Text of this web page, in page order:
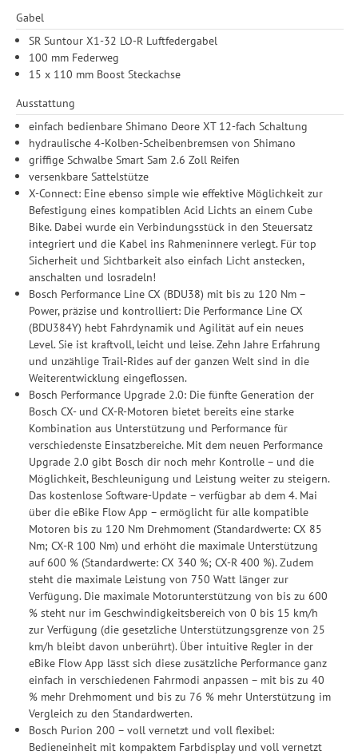
erforderlich und gilt, bis sie widerrufen wird. Sie können Ihre
Einwilligung unter Einstellungen lediglich für bestimmte
Drittanbieter erteilen und jederzeit für die Zukunft widerrufen.
Gabel
SR Suntour X1-32 LO-R Luftfedergabel
100 mm Federweg
15 x 110 mm Boost Steckachse
Ausstattung
einfach bedienbare Shimano Deore XT 12-fach Schaltung
hydraulische 4-Kolben-Scheibenbremsen von Shimano
griffige Schwalbe Smart Sam 2.6 Zoll Reifen
versenkbare Sattelstütze
X-Connect: Eine ebenso simple wie effektive Möglichkeit zur
Befestigung eines kompatiblen Acid Lichts an einem Cube
Bike. Dabei wurde ein Verbindungsstück in den Steuersatz
integriert und die Kabel ins Rahmeninnere verlegt. Für top
Sicherheit und Sichtbarkeit also einfach Licht anstecken,
anschalten und losradeln!
Bosch Performance Line CX (BDU38) mit bis zu 120 Nm –
Power, präzise und kontrolliert: Die Performance Line CX
(BDU384Y) hebt Fahrdynamik und Agilität auf ein neues
Level. Sie ist kraftvoll, leicht und leise. Zehn Jahre Erfahrung
und unzählige Trail-Rides auf der ganzen Welt sind in die
Weiterentwicklung eingeflossen.
Bosch Performance Upgrade 2.0: Die fünfte Generation der
Bosch CX- und CX-R-Motoren bietet bereits eine starke
Kombination aus Unterstützung und Performance für
verschiedenste Einsatzbereiche. Mit dem neuen Performance
Upgrade 2.0 gibt Bosch dir noch mehr Kontrolle – und die
Möglichkeit, Beschleunigung und Leistung weiter zu steigern.
Das kostenlose Software-Update – verfügbar ab dem 4. Mai
über die eBike Flow App – ermöglicht für alle kompatible
Motoren bis zu 120 Nm Drehmoment (Standardwerte: CX 85
Nm; CX-R 100 Nm) und erhöht die maximale Unterstützung
auf 600 % (Standardwerte: CX 340 %; CX-R 400 %). Zudem
steht die maximale Leistung von 750 Watt länger zur
Verfügung. Die maximale Motorunterstützung von bis zu 600
% steht nur im Geschwindigkeitsbereich von 0 bis 15 km/h
zur Verfügung (die gesetzliche Unterstützungsgrenze von 25
km/h bleibt davon unberührt). Über intuitive Regler in der
eBike Flow App lässt sich diese zusätzliche Performance ganz
einfach in verschiedenen Fahrmodi anpassen – mit bis zu 40
% mehr Drehmoment und bis zu 76 % mehr Unterstützung im
Vergleich zu den Standardwerten.
Bosch Purion 200 – voll vernetzt und voll flexibel:
Bedieneinheit mit kompaktem Farbdisplay und voll vernetzt